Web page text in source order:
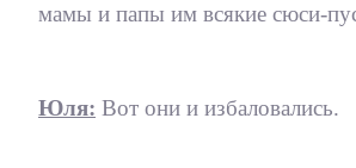
мамы и папы им всякие сюси-
Юля: Вот они и избаловались.